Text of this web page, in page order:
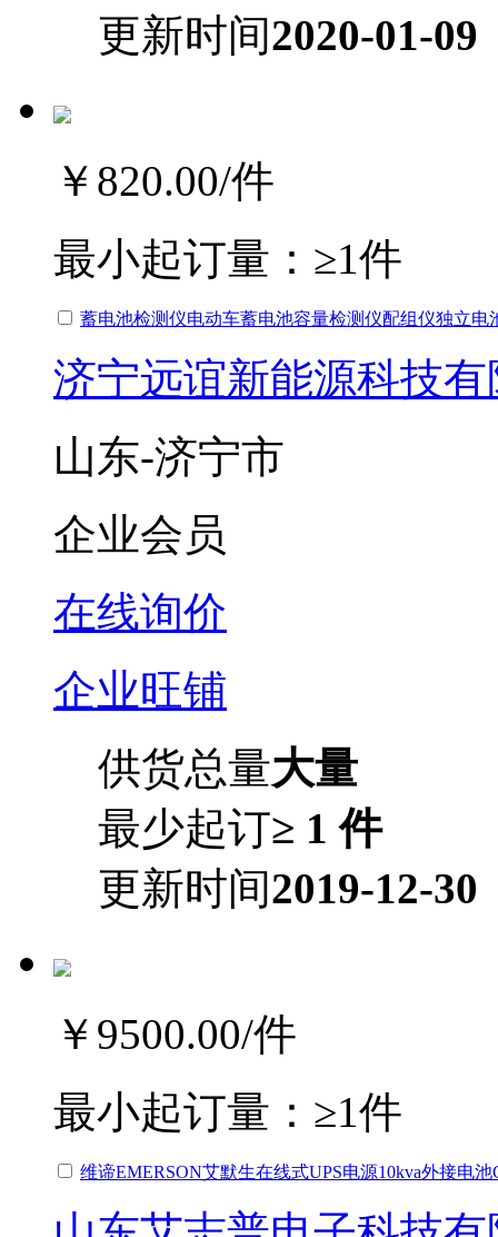
更新时间2020-01-09
￥820.00/件
最小起订量： ≥1件
蓄电池检测仪电动车蓄电池容量检测仪配组仪独立电
济宁远谊新能源科技
山东-济宁市
企业会员
在线询价
企业旺铺
供货总量大量
最少起订≥ 1 件
更新时间2019-12-30
￥9500.00/件
最小起订量： ≥1件
维谛EMERSON艾默生在线式UPS电源10kva外接电池